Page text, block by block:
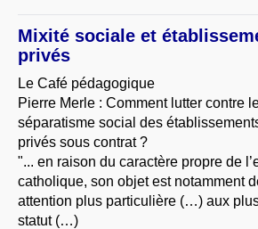
Mixité sociale et
privés
Le Café pédagogique
Pierre Merle : Comment lutter contre
séparatisme social des
privés sous contrat ?
"... en raison du caractère propre de
catholique, son objet est notamment
attention plus particulière (…) aux
statut (…)